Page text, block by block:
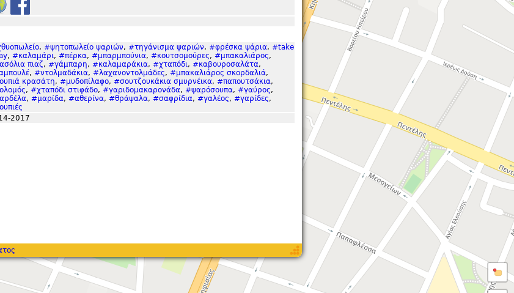
, #ψητοπωλείο ψαριών, #τηγάνισμα ψαριών, #φρέσκα ψάρια, #take
, #καλαμάρι, #πέρκα, #μπαρμπούνια, #κουτσομούρες, #μπακαλιάρος,
πιαζ, #γάμπαρη, #καλαμαράκια, #χταπόδι, #καβουροσαλάτα,
, #ντολμαδάκια, #λαχανοντολμάδες, #μπακαλιάρος σκορδαλιά,
κρασάτη, #μυδοπίλαφο, #σουτζουκάκια σμυρνέικα, #παπουτσάκια,
, #χταπόδι στιφάδο, #γαριδομακαρονάδα, #ψαρόσουπα, #γαύρος,
, #μαρίδα, #αθερίνα, #θράψαλα, #σαφρίδια, #γαλέος, #γαρίδες,
2017